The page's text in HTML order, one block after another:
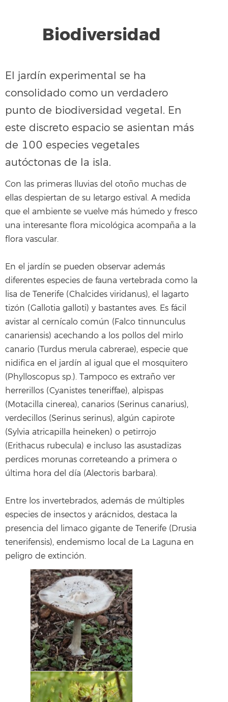
Biodiversidad
El jardín experimental se ha
consolidado como un verdadero
punto de biodiversidad vegetal. En
este discreto espacio se asientan más
de 100 especies vegetales
autóctonas de la isla.
Con las primeras lluvias del otoño muchas de
ellas despiertan de su letargo estival. A medida
que el ambiente se vuelve más húmedo y fresco
una interesante flora micológica acompaña a la
flora vascular.
En el jardín se pueden observar además
diferentes especies de fauna vertebrada como la
lisa de Tenerife (Chalcides viridanus), el lagarto
tizón (Gallotia galloti) y bastantes aves. Es fácil
avistar al cernícalo común (Falco tinnunculus
canariensis) acechando a los pollos del mirlo
canario (Turdus merula cabrerae), especie que
nidifica en el jardín al igual que el mosquitero
(Phylloscopus sp.). Tampoco es extraño ver
herrerillos (Cyanistes teneriffae), alpispas
(Motacilla cinerea), canarios (Serinus canarius),
verdecillos (Serinus serinus), algún capirote
(Sylvia atricapilla heineken) o petirrojo
(Erithacus rubecula) e incluso las asustadizas
perdices morunas correteando a primera o
última hora del día (Alectoris barbara).
Entre los invertebrados, además de múltiples
especies de insectos y arácnidos, destaca la
presencia del limaco gigante de Tenerife (Drusia
tenerifensis), endemismo local de La Laguna en
peligro de extinción.